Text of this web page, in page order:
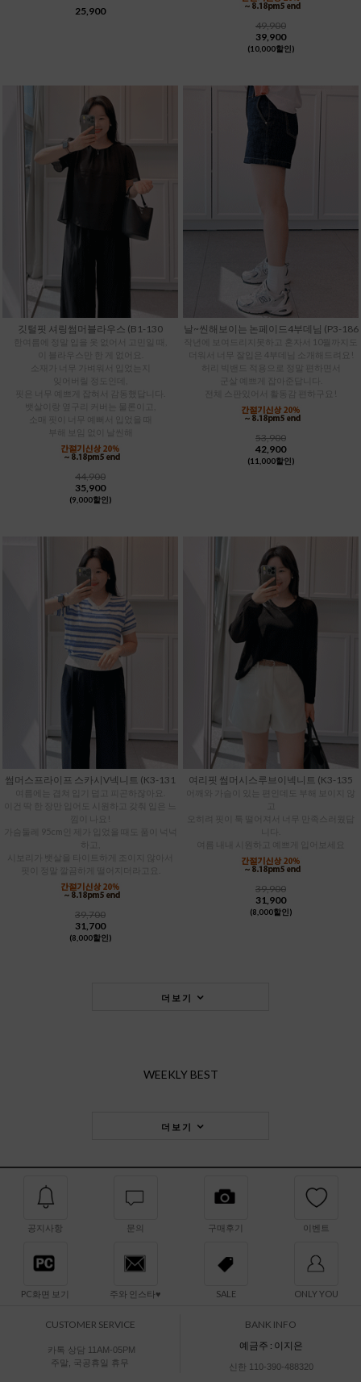
25,900
49,900
39,900
(10,000할인)
깃털핏 셔링썸머블라우스 (B1-130
한여름에 정말 입을 옷 없어서 고민일 때,
이 블라우스만 한 게 없어요.
소재가 너무 가벼워서 입었는지
핏은 너무 예쁘게 잡혀서 감동했답니다.
뱃살이랑 옆구리 커버는 물론이고,
소매 핏이 너무 예뻐서 입었을 때
44,900
35,900
(9,000할인)
날~씬해보이는 논페이드4부데님 (P3-186
작년에 보여드리지못하고 혼자서 10월까지도
더워서 너무 잘입은 4부데님 소개해드려요!
허리 빅밴드 적용으로 정말 편하면서
군살 예쁘게 잡아준답니다.
전체 스판있어서 활동감 편하구요!
53,900
42,900
(11,000할인)
썸머스프라이프 스카시V넥니트 (K3-131
여름에는 겹쳐 입기 덥고 피곤하잖아요.
이건 딱 한 장만 입어도 시원하고 갖춰 입은 느
가슴둘레 95cm인 제가 입었을 때도 품이 넉넉
시보리가 뱃살을 타이트하게 조이지 않아서
핏이 정말 깔끔하게 떨어지더라고요.
39,700
31,700
(8,000할인)
여리핏 썸머시스루브이넥니트 (K3-135
오히려 핏이 툭 떨어져서 너무 만족스러웠답
여름 내내 시원하고 예쁘게 입어보세요
39,900
31,900
(8,000할인)
더보기
WEEKLY BEST
더보기
공지사항 문의 구매후기 이벤트
PC화면 보기 주와 인스타♥ SALE ONLY YOU
CUSTOMER SERVICE
카톡 상담 11AM-05PM
주말, 국공휴일 휴무
BANK INFO
예금주 : 이지은
신한 110-390-488320